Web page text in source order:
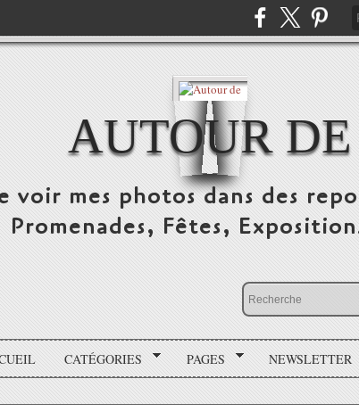
AUTOUR DE
voir mes photos dans des
Promenades, Fêtes,
CATÉGORIES PAGES NEWSLETTER